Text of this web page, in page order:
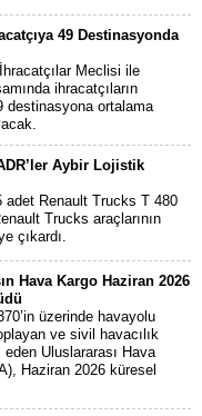
49 Destinasyonda
Meclisi ile
ihracatçıların
destinasyona ortalama
Aybir Lojistik
Renault Trucks T 480
Trucks araçlarının
çıkardı.
Hava Kargo Haziran 2026
üzerinde havayolu
ve sivil havacılık
Uluslararası Hava
Haziran 2026 küresel